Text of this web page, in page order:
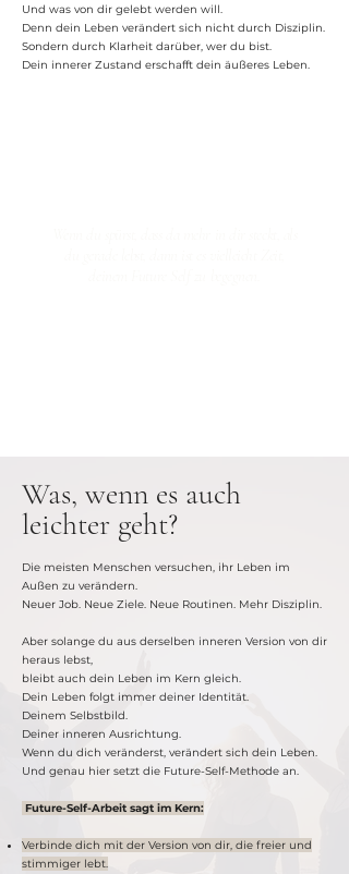
Und was von dir gelebt werden will.
Denn dein Leben verändert sich nicht durch Disziplin.
Sondern durch Klarheit darüber, wer du bist.
Dein innerer Zustand erschafft dein äußeres Leben.
Was, wenn es auch
leichter geht?
Die meisten Menschen versuchen, ihr Leben im
Außen zu verändern.
Neuer Job. Neue Ziele. Neue Routinen. Mehr Disziplin.
Aber solange du aus derselben inneren Version von dir
heraus lebst,
bleibt auch dein Leben im Kern gleich.
Dein Leben folgt immer deiner Identität.
Deinem Selbstbild.
Deiner inneren Ausrichtung.
Wenn du dich veränderst, verändert sich dein Leben.
Und genau hier setzt die Future-Self-Methode an.
Future-Self-Arbeit sagt im Kern:
Verbinde dich mit der Version von dir, die freier und
stimmiger lebt.